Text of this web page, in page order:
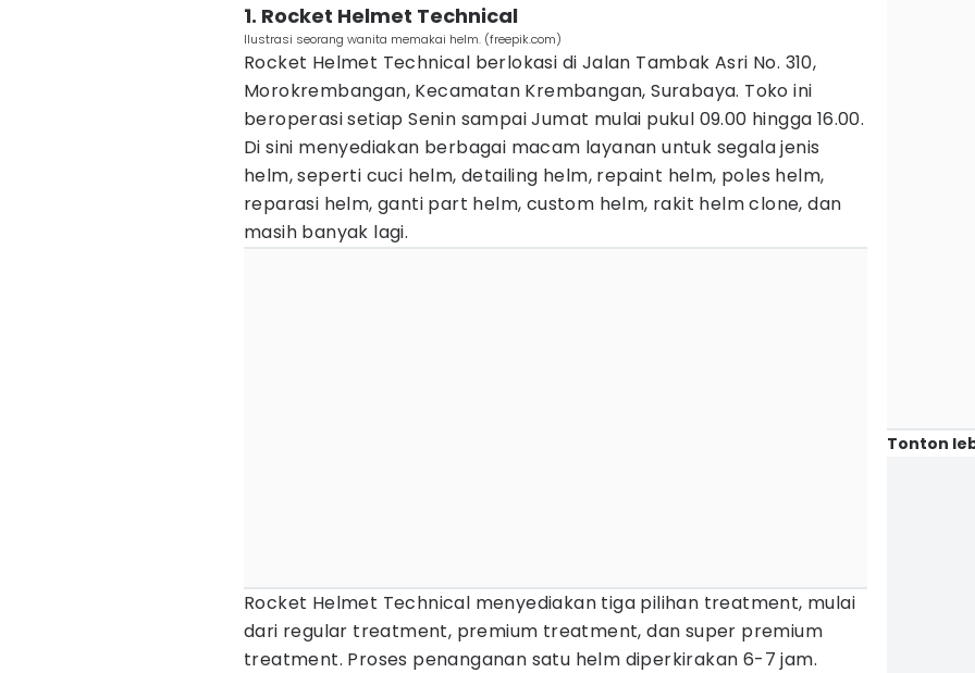
1. Rocket Helmet Technical
Ilustrasi seorang wanita memakai helm. (freepik.com)
Rocket Helmet Technical berlokasi di Jalan Tambak Asri No. 310,
Morokrembangan, Kecamatan Krembangan, Surabaya. Toko ini
beroperasi setiap Senin sampai Jumat mulai pukul 09.00 hingga 16.00.
Di sini menyediakan berbagai macam layanan untuk segala jenis
helm, seperti cuci helm, detailing helm, repaint helm, poles helm,
reparasi helm, ganti part helm, custom helm, rakit helm clone, dan
masih banyak lagi.
Rocket Helmet Technical menyediakan tiga pilihan treatment, mulai
dari regular treatment, premium treatment, dan super premium
treatment. Proses penanganan satu helm diperkirakan 6-7 jam.
Tonton